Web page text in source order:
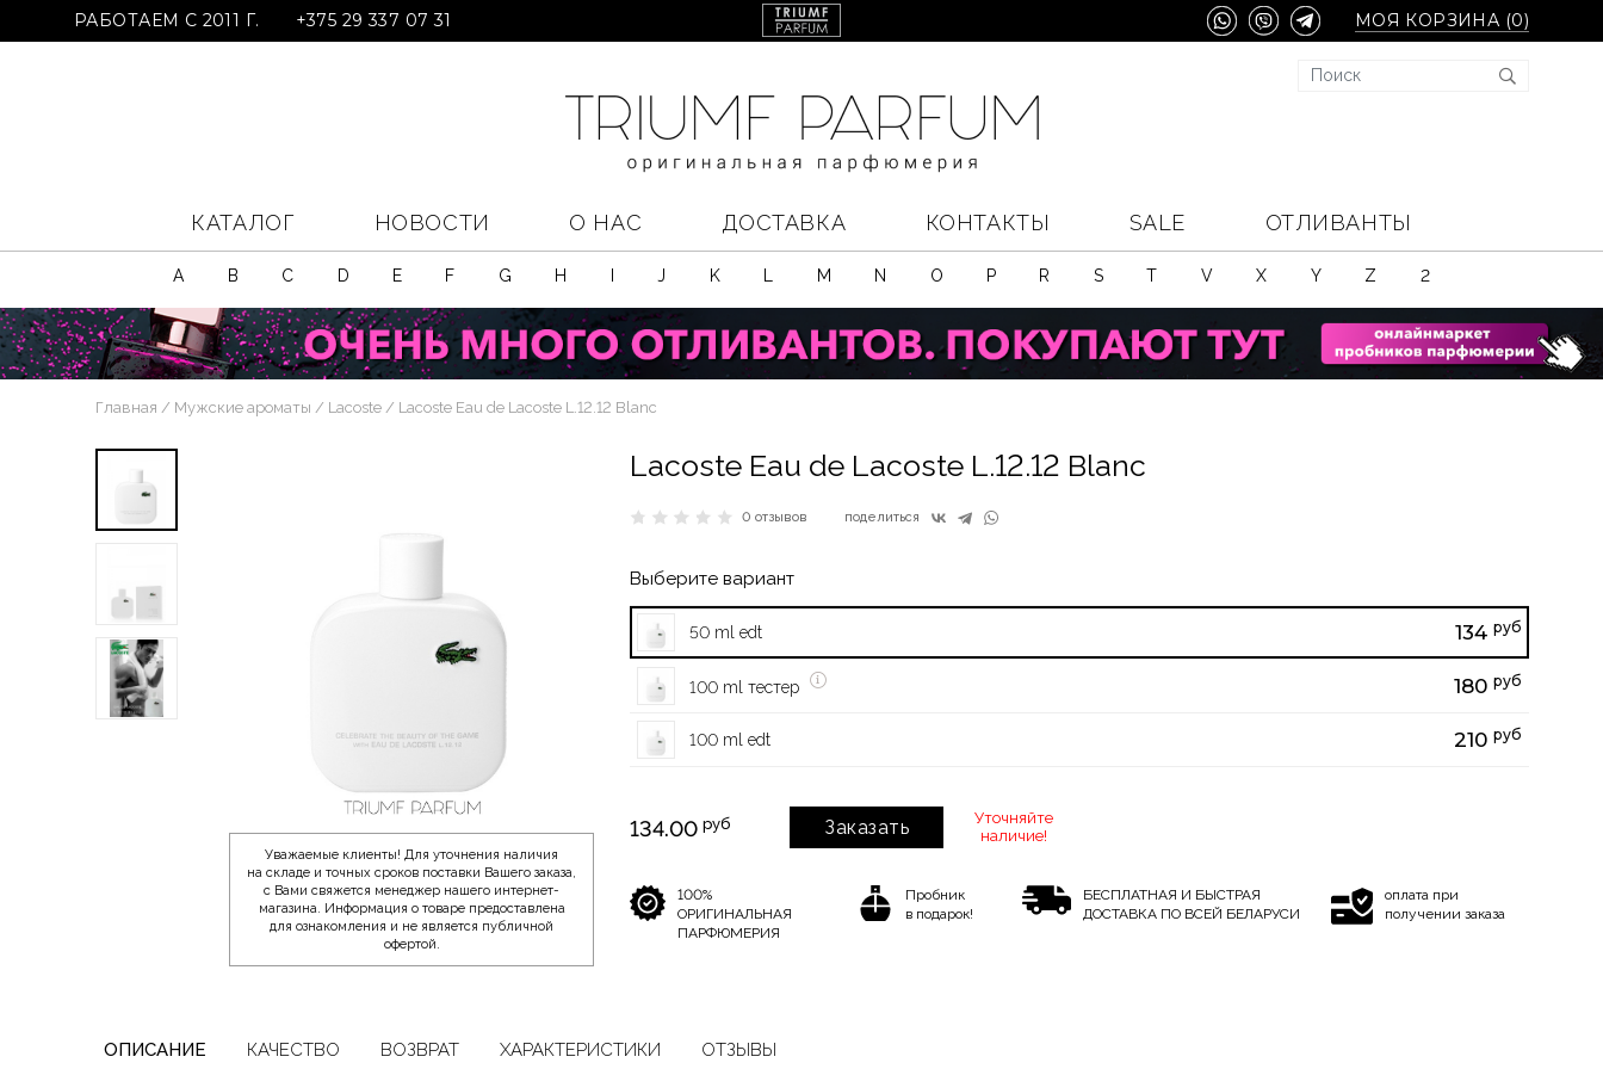
РАБОТАЕМ С 2011 Г. +375 29 337 07 31 МОЯ КОРЗИНА (0)
КАТАЛОГ НОВОСТИ О НАС ДОСТАВКА КОНТАКТЫ SALE ОТЛИВАНТЫ
A B C D E F G H J K M N O P R S T V X Y Z 2
Главная Мужские ароматы Lacoste Lacoste Eau de Lacoste L.12.12 Blanc
Уважаемые клиенты! Для уточнения наличия
на складе и точных сроков поставки Вашего заказа,
с Вами свяжется менеджер нашего интернет-
магазина. Информация о товаре предоставлена
для ознакомления и не является публичной
офертой.
Lacoste Eau de Lacoste L.12.12 Blanc
0 отзывов поделиться
Выберите вариант
50 ml edt 134 руб
100 ml тестер 180 руб
100 ml edt 210 руб
134.00 руб Заказать
Уточняйте
наличие!
100%
ОРИГИНАЛЬНАЯ
ПАРФЮМЕРИЯ
Пробник
в подарок!
БЕСПЛАТНАЯ И БЫСТРАЯ
ДОСТАВКА ПО ВСЕЙ БЕЛАРУСИ
оплата при
получении заказа
ОПИСАНИЕ КАЧЕСТВО ВОЗВРАТ ХАРАКТЕРИСТИКИ ОТЗЫВЫ